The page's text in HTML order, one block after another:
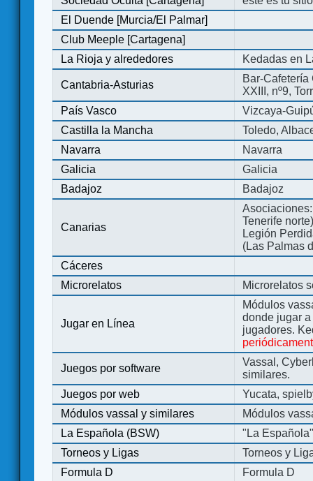
El Duende [Murcia/El Palmar]
Club Meeple [Cartagena]
La Rioja y alrededores
Kedadas en
Cantabria-Asturias
Bar-
XXIII, nº9,
País Vasco
Vizcaya-
Castilla la Mancha
Toledo,
Navarra
Navarra
Galicia
Galicia
Badajoz
Badajoz
Canarias
Tenerife
Legión
(Las Palmas
Cáceres
Microrelatos
Microrelatos
Jugar en Línea
Módulos
donde jugar
jugadores.
Juegos por software
Vassal,
similares.
Juegos por web
Yucata,
Módulos vassal y similares
Módulos
La Española (BSW)
"La
Torneos y Ligas
Torneos y
Formula D
Formula D